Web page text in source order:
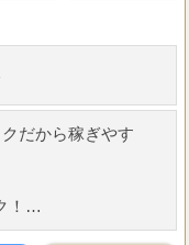
トOK
未経験者歓迎